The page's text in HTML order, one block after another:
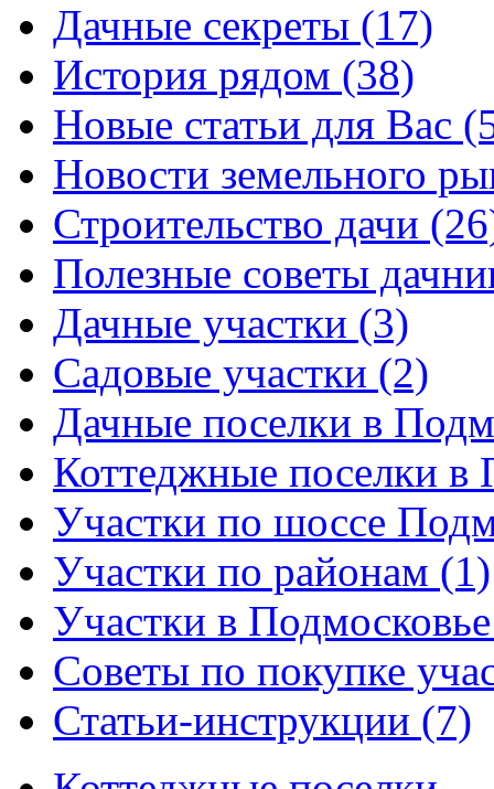
Дачные секреты (17)
История рядом (38)
Новые статьи для Вас
Новости земельного
Строительство дачи
Полезные советы
Дачные участки (3)
Садовые участки (2)
Дачные поселки в
Коттеджные поселки в
Участки по шоссе
Участки по районам (1)
Участки в
Советы по покупке
Статьи-инструкции (7)